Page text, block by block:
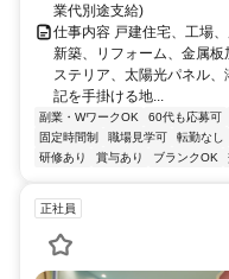
業代別途支給)
仕事内容 戸建住宅、工場
新築、リフォーム、金属
ステリア、太陽光パネル
記を手掛ける地...
副業・WワークOK 60代も応募可
固定時間制
職場見学可 転勤なし
研修あり
賞与あり ブランクOK
正社員